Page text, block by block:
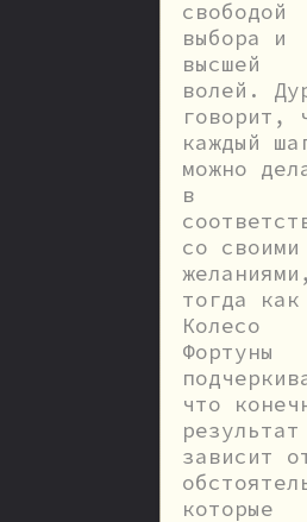
свободой
выбора и
высшей
волей.
говорит,
каждый
можно
в
со своими
желаниями,
тогда как
Колесо
Фортуны
что
результат
зависит
которые